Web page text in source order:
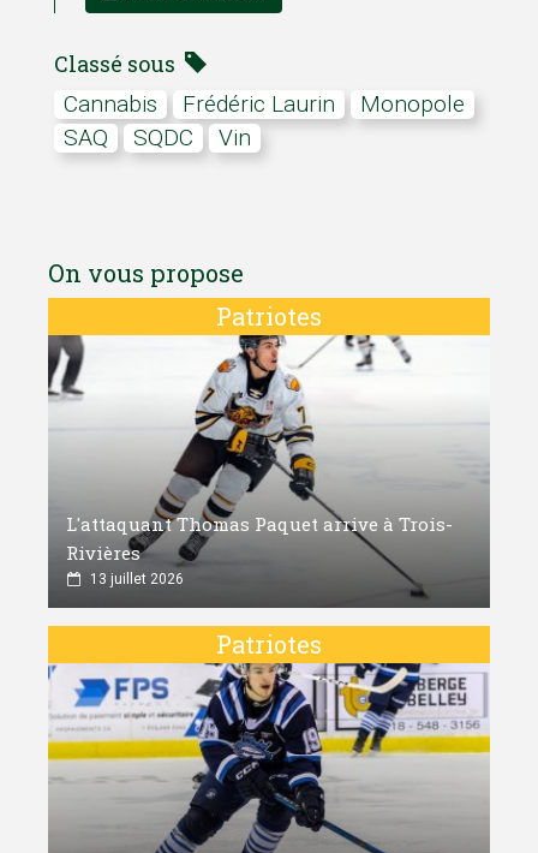
Classé sous
cannabis Frédéric Laurin
Monopole
SAQ
SQDC Vin
On vous propose
Patriotes
L'attaquant Thomas Paquet arrive à Trois-
Rivières
13 juillet 2026
Patriotes